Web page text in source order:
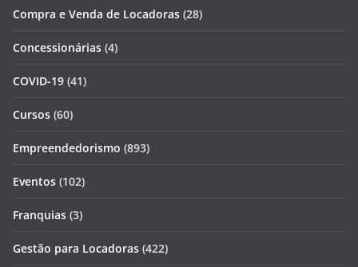
Compra e Venda de Locadoras (28)
Concessionárias (4)
COVID-19 (41)
Cursos (60)
Empreendedorismo (893)
Eventos (102)
Franquias (3)
Gestão para Locadoras (422)